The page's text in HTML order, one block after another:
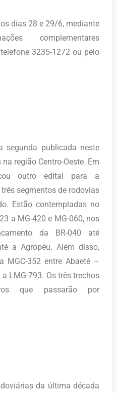
dias 28 e 29/6, mediante
complementares
3235-1272 ou pelo
publicada neste
região Centro-Oeste. Em
outro edital para a
segmentos de rodovias
Estão contempladas no
a MG-420 e MG-060, nos
da BR-040 até
a Agropéu. Além disso,
MGC-352 entre Abaeté –
LMG-793. Os três trechos
que passarão por
da última década